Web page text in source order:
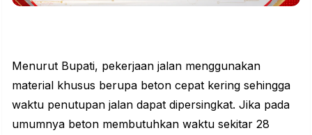
Menurut Bupati, pekerjaan jalan menggunakan
material khusus berupa beton cepat kering sehingga
waktu penutupan jalan dapat dipersingkat. Jika pada
umumnya beton membutuhkan waktu sekitar 28